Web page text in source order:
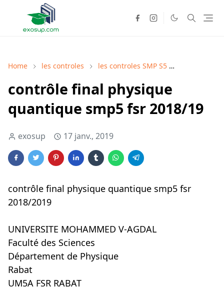
Home les controles les controles SMP S5
contrôle final physique
quantique smp5 fsr 2018/19
exosup 17 janv., 2019
contrôle final physique quantique smp5 fsr
2018/2019
UNIVERSITE MOHAMMED V-AGDAL
Faculté des Sciences
Département de Physique
Rabat
UM5A FSR RABAT